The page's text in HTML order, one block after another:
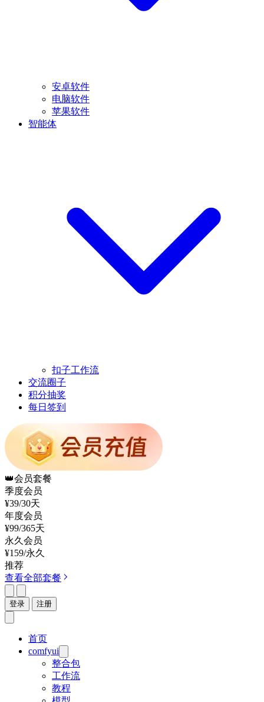
安卓软件
电脑软件
苹果软件
智能体
扣子工作流
交流圈子
积分抽奖
每日签到
👑会员套餐
季度会员
¥39/30天
年度会员
¥99/365天
永久会员
¥159/永久
推荐
查看全部套餐
登录 注册
首页
comfyui
整合包
工作流
教程